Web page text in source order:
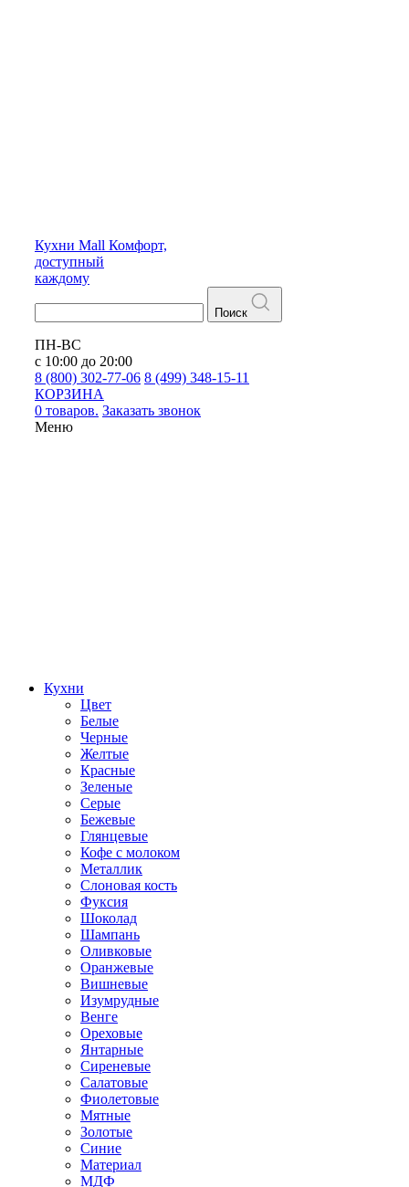
Кухни Mall Комфорт,
доступный
каждому
Поиск
ПН-ВС
с 10:00 до 20:00
8 (800) 302-77-06 8 (499) 348-15-11
КОРЗИНА
0 товаров. Заказать звонок
Меню
Кухни
Цвет
Белые
Черные
Желтые
Красные
Зеленые
Серые
Бежевые
Глянцевые
Кофе с молоком
Металлик
Слоновая кость
Фуксия
Шоколад
Шампань
Оливковые
Оранжевые
Вишневые
Изумрудные
Венге
Ореховые
Янтарные
Сиреневые
Салатовые
Фиолетовые
Мятные
Золотые
Синие
Материал
МДФ